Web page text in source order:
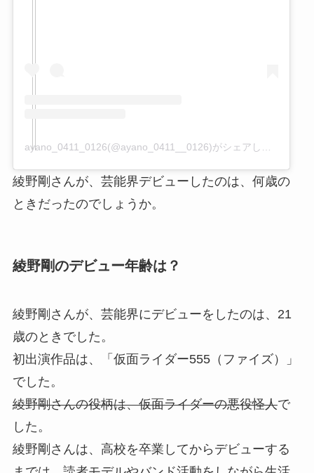
綾野剛さんが、芸能界デビューしたのは、何歳の
ときだったのでしょうか。
綾野剛のデビュー年齢は？
綾野剛さんが、芸能界にデビューをしたのは、21
歳のときでした。
初出演作品は、「仮面ライダー555（ファイズ）」
でした。
綾野剛さんの役柄は、仮面ライダーの悪役怪人で
した。
綾野剛さんは、高校を卒業してからデビューする